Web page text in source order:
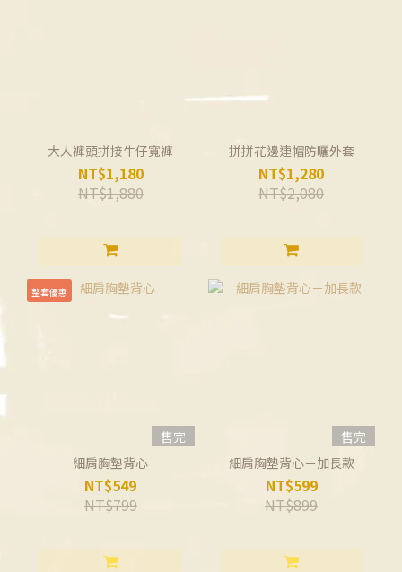
大人褲頭拼接牛仔寬褲
NT$1,180
NT$1,880
拼拼花邊連帽防曬外套
NT$1,280
NT$2,080
整套優惠
售完
細肩胸墊背心
NT$549
NT$799
售完
細肩胸墊背心－加長款
NT$599
NT$899